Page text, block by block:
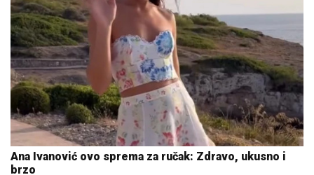
Ana Ivanović ovo sprema za ručak: Zdravo, ukusno i
brzo